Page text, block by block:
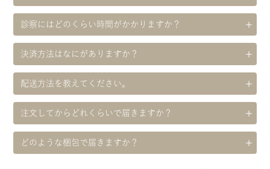
診察にはどのくらい時間がかかりますか？
決済方法はなにがありますか？
配送方法を教えてください。
注文してからどれくらいで届きますか？
どのような梱包で届きますか？